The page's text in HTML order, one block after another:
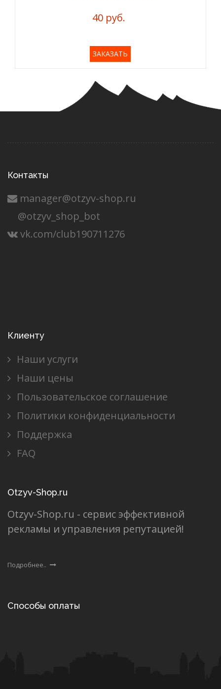
40 руб.
ЗАКАЗАТЬ
Контакты
manager@otzyv-shop.ru
@otzyv_shop_bot
vk.com/club190711276
Клиенту
Наши услуги
Наши цены
Пользовательское соглашение
Политики конфиденциальности
Поддержка
FAQ
Otzyv-Shop.ru
Otzyv-Shop.ru - сервис эффективной
рекламы и управления репутацией!
Подробнее..
Способы оплаты